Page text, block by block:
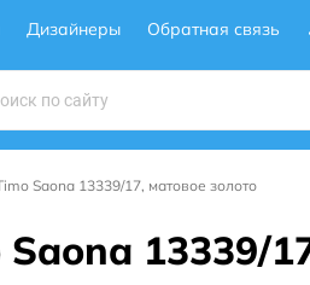
Дизайнеры Обратная связь
Saona 13339/17, матовое золото
13339/